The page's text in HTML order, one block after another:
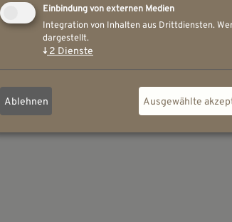
Einbindung von externen Medien
Integration von Inhalten aus Drittdiensten.
dargestellt.
↓ 2 Dienste
Ablehnen Ausgewählte